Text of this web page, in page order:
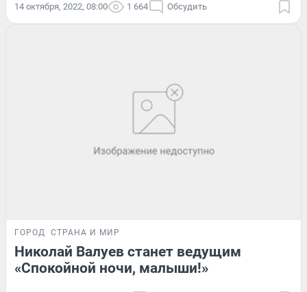
14 октября, 2022, 08:00 1 664 Обсудить
ГОРОД СТРАНА И МИР
Николай Валуев станет ведущим
«Спокойной ночи, малыши!»